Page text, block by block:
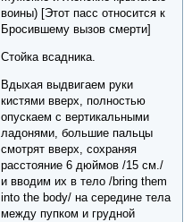
воины) [Этот пасс относится к
Бросившему вызов смерти]
Стойка всадника.
Вдыхая выдвигаем руки
кистями вверх, полностью
опускаем с вертикальными
ладонями, большие пальцы
смотрят вверх, сохраняя
расстояние 6 дюймов /15 см./
и вводим их в тело /bring them
into the body/ на середине тела
между пупком и грудной